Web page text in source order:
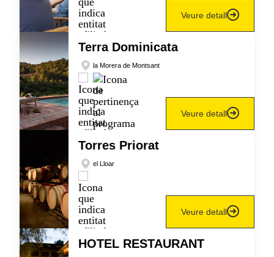
Veure detall
Terra Dominicata
la Morera de Montsant
Veure detall
Torres Priorat
el Lloar
Veure detall
HOTEL RESTAURANT